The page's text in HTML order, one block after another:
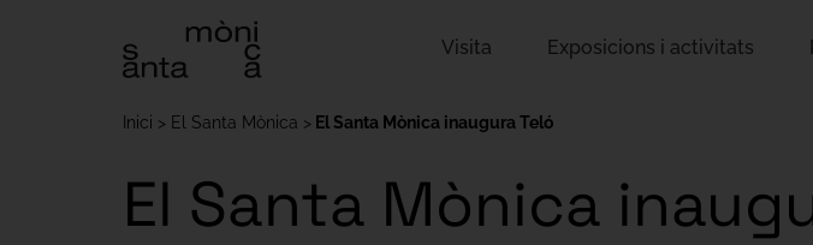
Visita Exposicions i activitats
Inici El Santa Mònica El Santa Mònica inaugura Teló
El Santa Mònica